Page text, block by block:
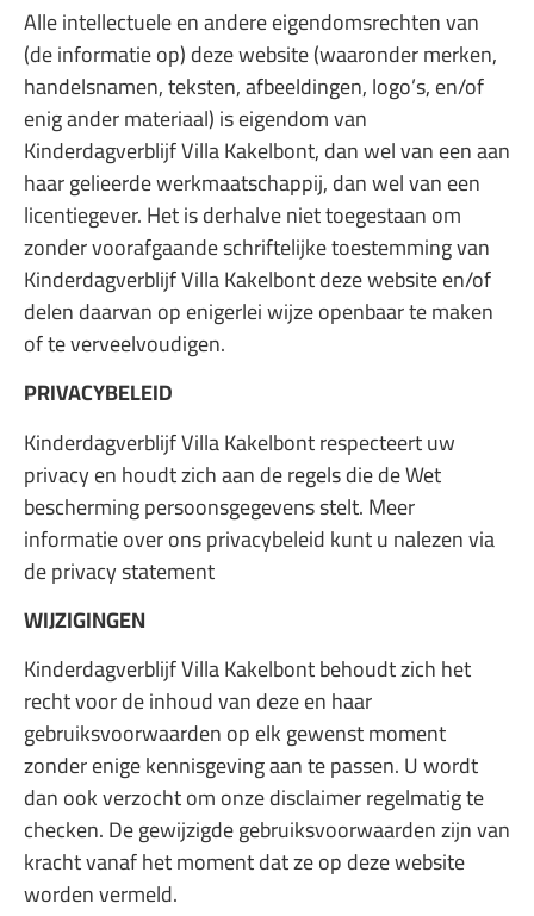
Alle intellectuele en andere eigendomsrechten van
(de informatie op) deze website (waaronder merken,
handelsnamen, teksten, afbeeldingen, logo’s, en/of
enig ander materiaal) is eigendom van
Kinderdagverblijf Villa Kakelbont, dan wel van een aan
haar gelieerde werkmaatschappij, dan wel van een
licentiegever. Het is derhalve niet toegestaan om
zonder voorafgaande schriftelijke toestemming van
Kinderdagverblijf Villa Kakelbont deze website en/of
delen daarvan op enigerlei wijze openbaar te maken
of te verveelvoudigen.
PRIVACYBELEID
Kinderdagverblijf Villa Kakelbont respecteert uw
privacy en houdt zich aan de regels die de Wet
bescherming persoonsgegevens stelt. Meer
informatie over ons privacybeleid kunt u nalezen via
de privacy statement
WIJZIGINGEN
Kinderdagverblijf Villa Kakelbont behoudt zich het
recht voor de inhoud van deze en haar
gebruiksvoorwaarden op elk gewenst moment
zonder enige kennisgeving aan te passen. U wordt
dan ook verzocht om onze disclaimer regelmatig te
checken. De gewijzigde gebruiksvoorwaarden zijn van
kracht vanaf het moment dat ze op deze website
worden vermeld.